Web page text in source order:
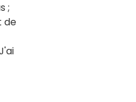
;
de